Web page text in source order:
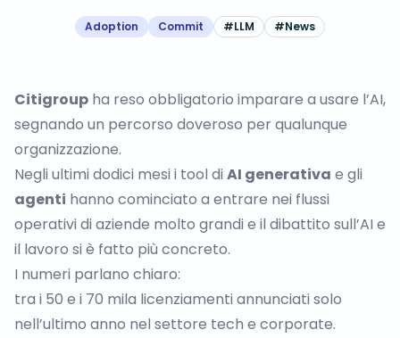
Adoption Commit #LLM #News
Citigroup ha reso obbligatorio imparare a usare l’AI,
segnando un percorso doveroso per qualunque
organizzazione.
Negli ultimi dodici mesi i tool di AI generativa e gli
agenti hanno cominciato a entrare nei flussi
operativi di aziende molto grandi e il dibattito sull’AI e
il lavoro si è fatto più concreto.
I numeri parlano chiaro:
tra i 50 e i 70 mila licenziamenti annunciati solo
nell’ultimo anno nel settore tech e corporate.